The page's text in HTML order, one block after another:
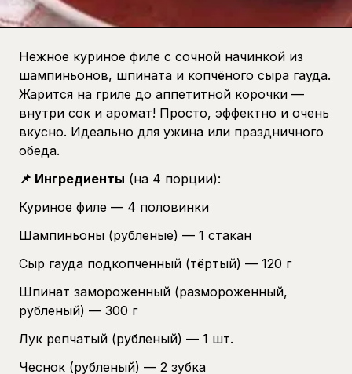
Нежное куриное филе с сочной начинкой из
шампиньонов, шпината и копчёного сыра гауда.
Жарится на гриле до аппетитной корочки —
внутри сок и аромат! Просто, эффектно и очень
вкусно. Идеально для ужина или праздничного
обеда.
📌 Ингредиенты (на 4 порции):
Куриное филе — 4 половинки
Шампиньоны (рубленые) — 1 стакан
Сыр гауда подкопченный (тёртый) — 120 г
Шпинат замороженный (размороженный,
рубленый) — 300 г
Лук репчатый (рубленый) — 1 шт.
Чеснок (рубленый) — 2 зубка